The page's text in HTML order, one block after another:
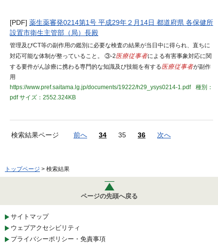
[PDF] 薬生薬審発0214第1号 平成29年２月14日 都道府県 各保健所
設置市衛生主管部（局）長殿
管理及びCT等の副作用の鑑別に必要な検査の結果が当日中に得られ、直ちに
対応可能な体制が整っていること。 ③-2医療従事者による有害事象対応に関
する要件がん診療に携わる専門的な知識及び技能を有する医療従事者が副作
用
https://www.pref.saitama.lg.jp/documents/19222/h29_ysys0214-1.pdf
種別：
pdfサイズ：2552.324KB
検索結果ページ 前へ 34 35 36 次へ
トップページ > 検索結果
ページの先頭へ戻る
サイトマップ
ウェブアクセシビリティ
プライバシーポリシー・免責事項